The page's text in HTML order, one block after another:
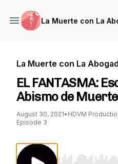
La Muerte con La
La Muerte con La
EL FANTASMA:
Abismo de Muerte
August 30, 2021• HDVM
Episode 3